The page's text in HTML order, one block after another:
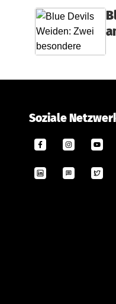
Soziale